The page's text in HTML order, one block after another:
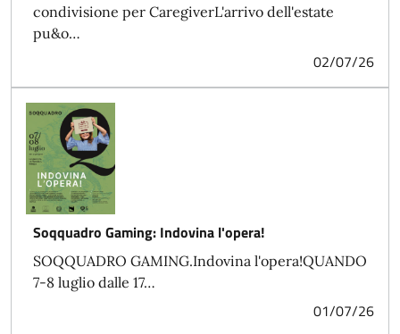
condivisione per CaregiverL'arrivo dell'estate
pu&o…
02/07/26
Soqquadro Gaming: Indovina l'opera!
SOQQUADRO GAMING.Indovina l'opera!QUANDO
7-8 luglio dalle 17…
01/07/26